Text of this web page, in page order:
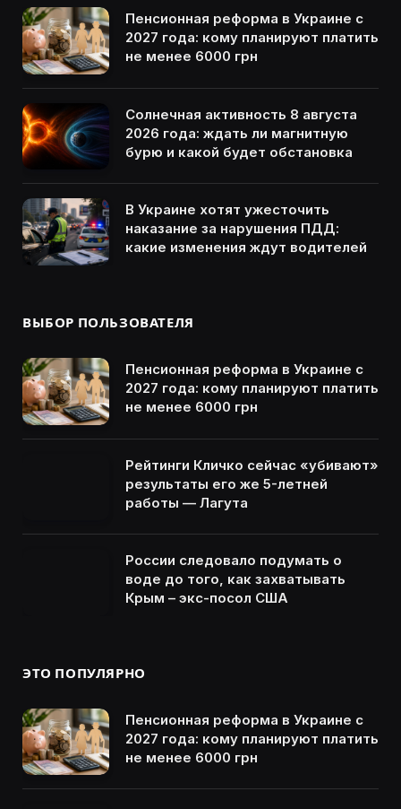
Пенсионная реформа в Украине с
2027 года: кому планируют платить
не менее 6000 грн
Солнечная активность 8 августа
2026 года: ждать ли магнитную
бурю и какой будет обстановка
В Украине хотят ужесточить
наказание за нарушения ПДД:
какие изменения ждут водителей
ВЫБОР ПОЛЬЗОВАТЕЛЯ
Пенсионная реформа в Украине с
2027 года: кому планируют платить
не менее 6000 грн
Рейтинги Кличко сейчас «убивают»
результаты его же 5-летней
работы — Лагута
России следовало подумать о
воде до того, как захватывать
Крым – экс-посол США
ЭТО ПОПУЛЯРНО
Пенсионная реформа в Украине с
2027 года: кому планируют платить
не менее 6000 грн